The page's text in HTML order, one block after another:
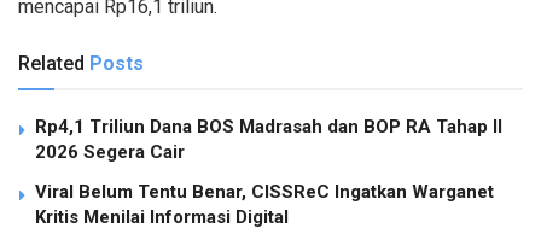
mencapai Rp16,1 triliun.
Related Posts
Rp4,1 Triliun Dana BOS Madrasah dan BOP RA Tahap II
2026 Segera Cair
Viral Belum Tentu Benar, CISSReC Ingatkan Warganet
Kritis Menilai Informasi Digital